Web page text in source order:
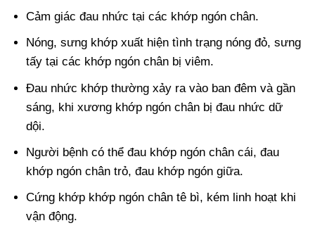
Cảm giác đau nhức tại các khớp ngón chân.
Nóng, sưng khớp xuất hiện tình trạng nóng đỏ, sưng
tấy tại các khớp ngón chân bị viêm.
Đau nhức khớp thường xảy ra vào ban đêm và gần
sáng, khi xương khớp ngón chân bị đau nhức dữ
dội.
Người bệnh có thể đau khớp ngón chân cái, đau
khớp ngón chân trỏ, đau khớp ngón giữa.
Cứng khớp khớp ngón chân tê bì, kém linh hoạt khi
vận động.